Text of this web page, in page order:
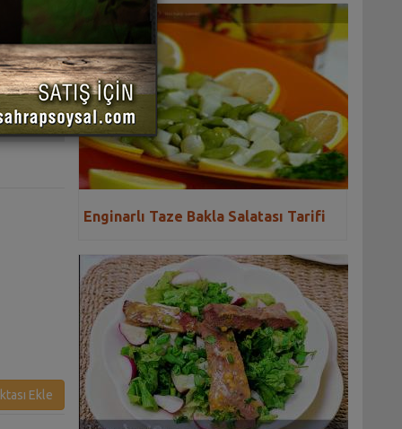
Ekle
Enginarlı Taze Bakla Salatası Tarifi